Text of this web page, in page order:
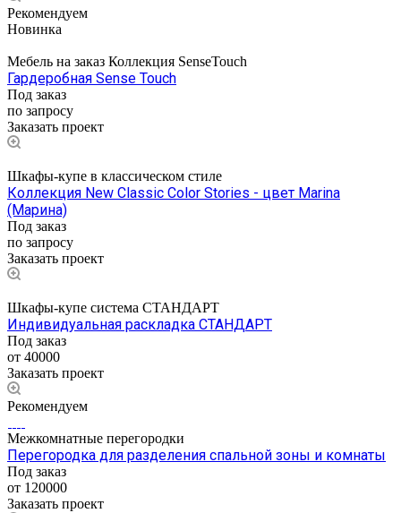
Рекомендуем
Новинка
Мебель на заказ Коллекция SenseTouch
Гардеробная Sense Touch
Под заказ
по запросу
Заказать проект
Шкафы-купе в классическом стиле
Коллекция New Classic Color Stories - цвет Marina
(Марина)
Под заказ
по запросу
Заказать проект
Шкафы-купе система СТАНДАРТ
Индивидуальная раскладка СТАНДАРТ
Под заказ
от 40000
Заказать проект
Рекомендуем
Межкомнатные перегородки
Перегородка для разделения спальной зоны и комнаты
Под заказ
от 120000
Заказать проект